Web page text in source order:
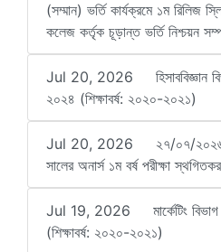
(সম্মান) ভর্তি কার্যক্রমে ১ম রিলিজ
কলেজ কর্তৃক চূড়ান্ত ভর্তি নিশ্চয়ন
Jul 20, 2026
হিসাববিজ্ঞান
২০২৪ (শিক্ষাবর্ষ: ২০২০-২০২১)
Jul 20, 2026
২৭/০৭/২০২৬
সালের অনার্স ১ম বর্ষ পরীক্ষা
Jul 19, 2026
মার্কেটিং
(শিক্ষাবর্ষ: ২০২০-২০২১)